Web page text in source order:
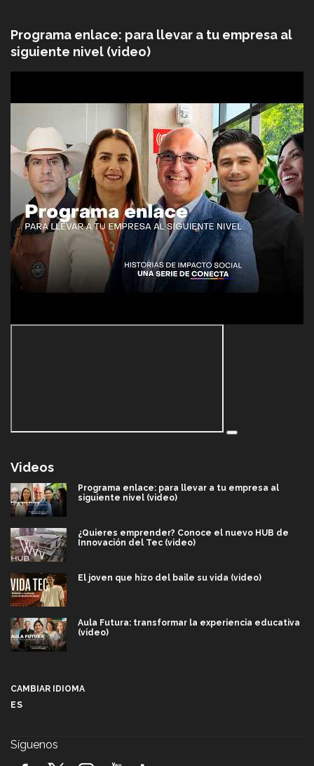
Programa enlace: para llevar a tu empresa al
siguiente nivel (video)
Videos
Programa enlace: para llevar a tu empresa al
siguiente nivel (video)
¿Quieres emprender? Conoce el nuevo HUB de
Innovación del Tec (video)
El joven que hizo del baile su vida (video)
Aula Futura: transformar la experiencia educativa
(video)
CAMBIAR IDIOMA
ES
Síguenos